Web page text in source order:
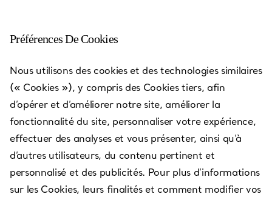
Tiffany - Doha Vendome
Ouvert aujourd’hui jusqu’à 23:00
Services disponibles
Place Vendome Mall, Doha, QA
Préférences De Cookies
Nous utilisons des cookies et des technologies similaires
(« Cookies »), y compris des Cookies tiers, afin
d’opérer et d’améliorer notre site, améliorer la
fonctionnalité du site, personnaliser votre expérience,
effectuer des analyses et vous présenter, ainsi qu’à
d’autres utilisateurs, du contenu pertinent et
personnalisé et des publicités. Pour plus d’informations
sur les Cookies, leurs finalités et comment modifier vos